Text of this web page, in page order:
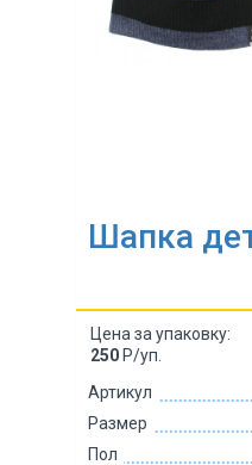
Шапка
Артикул
Размер
Пол
Цена за упаковку:
250 Р/уп.